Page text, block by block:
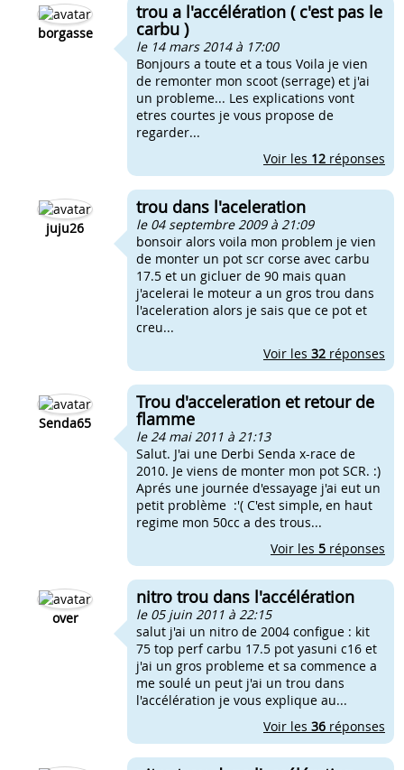
borgasse
trou a l'accélération ( c'est pas le
carbu )
le 14 mars 2014 à 17:00
Bonjours a toute et a tous Voila je vien
de remonter mon scoot (serrage) et j'ai
un probleme... Les explications vont
etres courtes je vous propose de
regarder...
Voir les 12 réponses
juju26
trou dans l'aceleration
le 04 septembre 2009 à 21:09
bonsoir alors voila mon problem je vien
de monter un pot scr corse avec carbu
17.5 et un gicluer de 90 mais quan
j'acelerai le moteur a un gros trou dans
l'aceleration alors je sais que ce pot et
creu...
Voir les 32 réponses
Senda65
Trou d'acceleration et retour de
flamme
le 24 mai 2011 à 21:13
Salut. J'ai une Derbi Senda x-race de
2010. Je viens de monter mon pot SCR. :)
Aprés une journée d'essayage j'ai eut un
petit problème :'( C'est simple, en haut
regime mon 50cc a des trous...
Voir les 5 réponses
over
nitro trou dans l'accélération
le 05 juin 2011 à 22:15
salut j'ai un nitro de 2004 configue : kit
75 top perf carbu 17.5 pot yasuni c16 et
j'ai un gros probleme et sa commence a
me soulé un peut j'ai un trou dans
l'accélération je vous explique au...
Voir les 36 réponses